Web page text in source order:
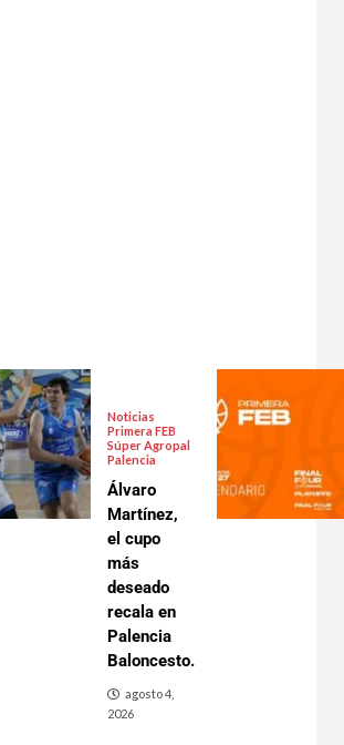
Noticias
Primera FEB
Súper Agropal
Palencia
Álvaro
Martínez,
el cupo
más
deseado
recala en
Palencia
Baloncesto.
agosto 4,
2026